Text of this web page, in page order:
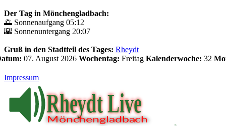
Der Tag in Mönchengladbach:
🌅 Sonnenaufgang 05:12
🌇 Sonnenuntergang 20:07
Gruß in den Stadtteil des Tages: Rheydt
07. August 2026 Wochentag: Freitag Kalenderwoche: 32
Impressum